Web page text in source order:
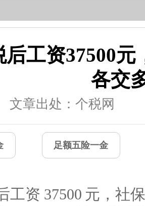
工资37500
各交
文章出处：个税网
足额五险一金
工资 37500 元，社